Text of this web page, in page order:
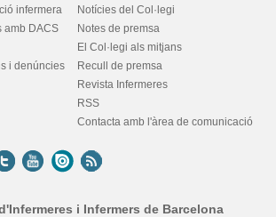
infermera
amb DACS
i denúncies
Notícies del Col·legi
Notes de premsa
El Col·legi als mitjans
Recull de premsa
Revista Infermeres
RSS
Contacta amb l'àrea de comunicació
i Infermers de Barcelona